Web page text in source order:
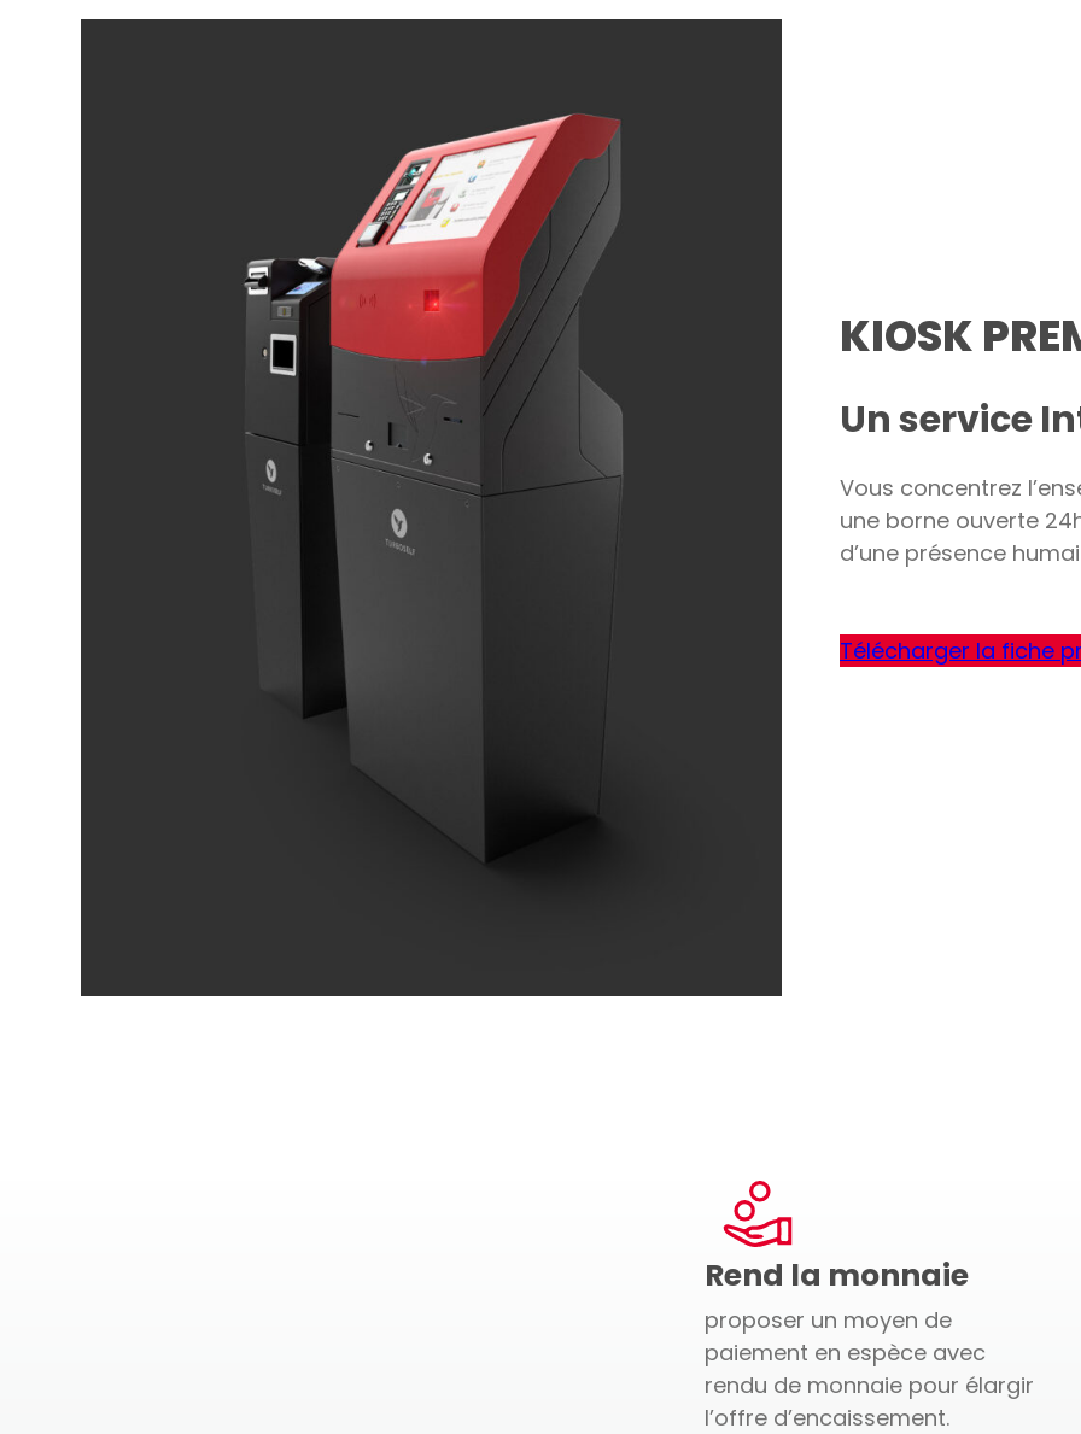
KIOSK
Un service
Vous concentrez
une borne ouverte
d’une présence
Télécharger la fiche
Rend la monnaie
proposer un moyen de
paiement en espèce avec
rendu de monnaie pour élargir
l’offre d’encaissement.